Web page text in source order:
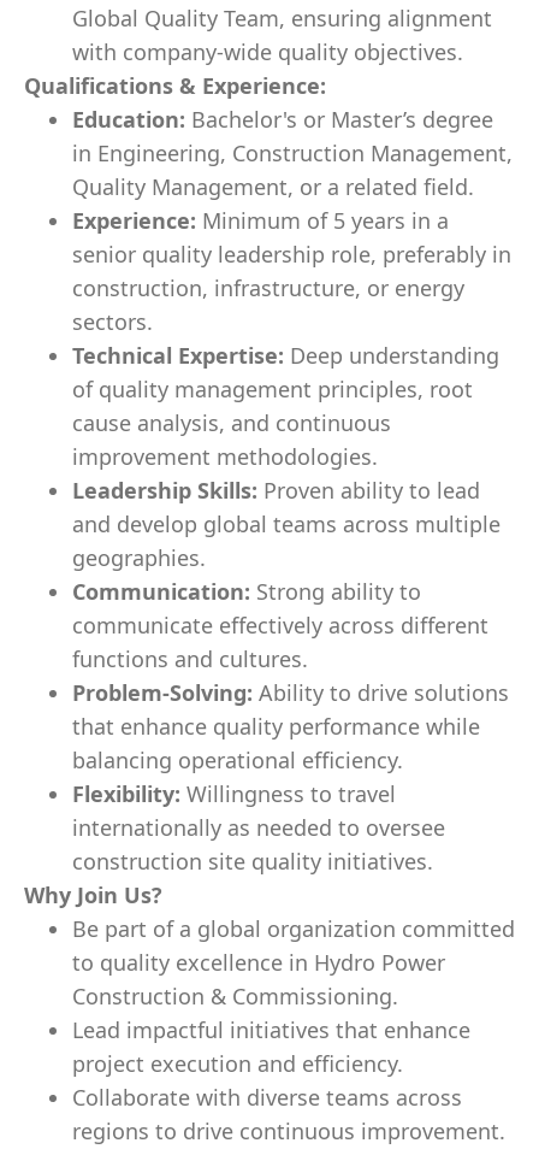
Global Quality Team, ensuring alignment
with company-wide quality objectives.
Qualifications & Experience:
Education: Bachelor's or Master’s degree
in Engineering, Construction Management,
Quality Management, or a related field.
Experience: Minimum of 5 years in a
senior quality leadership role, preferably in
construction, infrastructure, or energy
sectors.
Technical Expertise: Deep understanding
of quality management principles, root
cause analysis, and continuous
improvement methodologies.
Leadership Skills: Proven ability to lead
and develop global teams across multiple
geographies.
Communication: Strong ability to
communicate effectively across different
functions and cultures.
Problem-Solving: Ability to drive solutions
that enhance quality performance while
balancing operational efficiency.
Flexibility: Willingness to travel
internationally as needed to oversee
construction site quality initiatives.
Why Join Us?
Be part of a global organization committed
to quality excellence in Hydro Power
Construction & Commissioning.
Lead impactful initiatives that enhance
project execution and efficiency.
Collaborate with diverse teams across
regions to drive continuous improvement.